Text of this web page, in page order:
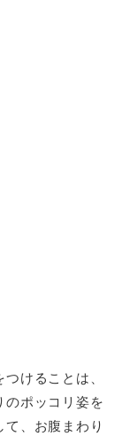
けることは、
のポッコリ姿を
、お腹まわり